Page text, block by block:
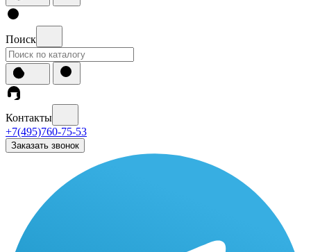
Поиск
Контакты
+7(495)760-75-53
Заказать звонок